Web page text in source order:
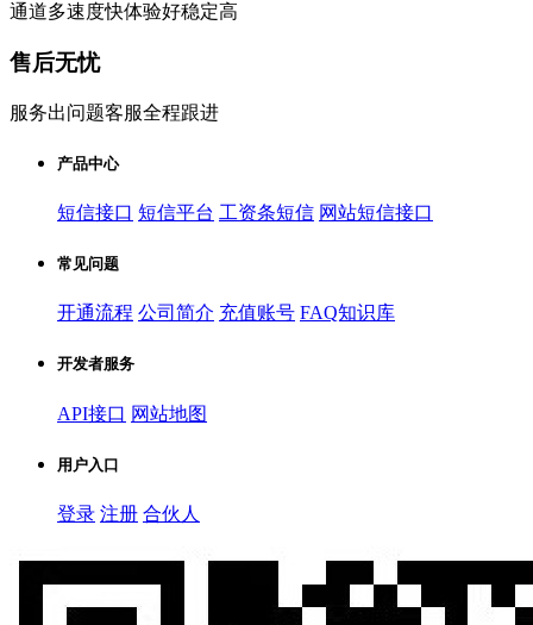
通道多速度快体验好稳定高
售后无忧
服务出问题客服全程跟进
产品中心
短信接口 短信平台 工资条短信 网站短信接口
常见问题
开通流程 公司简介 充值账号 FAQ知识库
开发者服务
API接口 网站地图
用户入口
登录 注册 合伙人